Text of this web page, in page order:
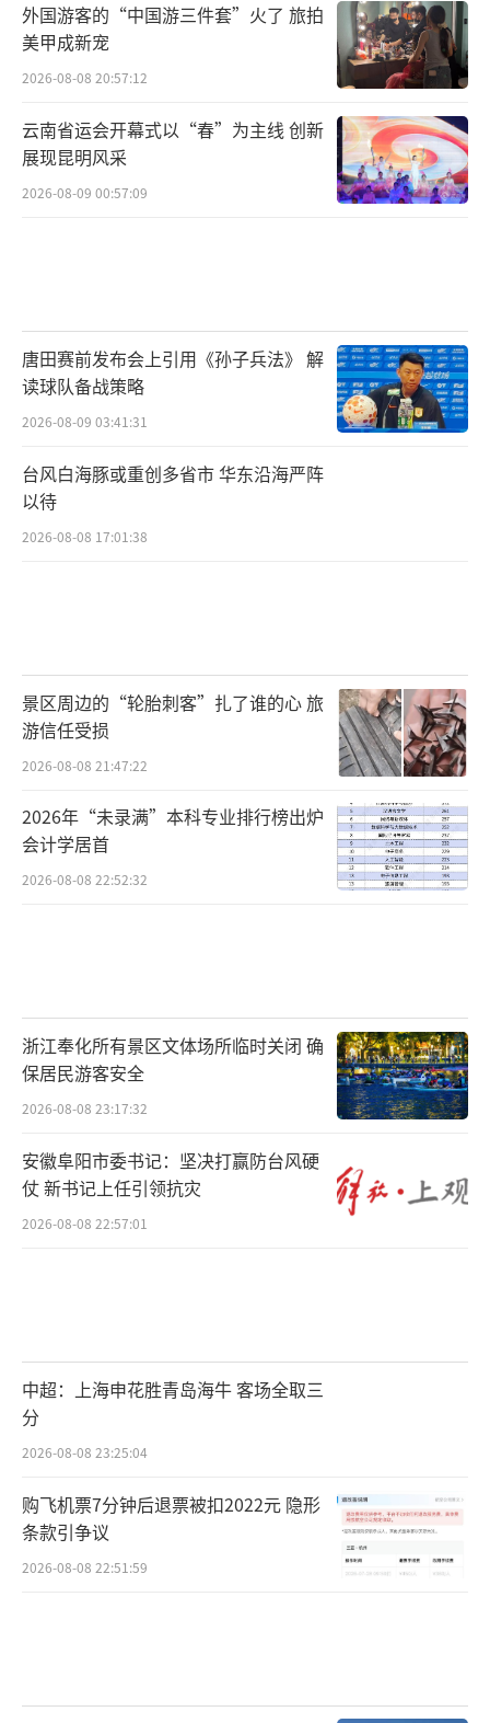
外国游客的“中国游三件套”火了 旅拍
美甲成新宠
2026-08-08 20:57:12
云南省运会开幕式以“春”为主线 创新
展现昆明风采
2026-08-09 00:57:09
唐田赛前发布会上引用《孙子兵法》 解
读球队备战策略
2026-08-09 03:41:31
台风白海豚或重创多省市 华东沿海严阵
以待
2026-08-08 17:01:38
景区周边的“轮胎刺客”扎了谁的心 旅
游信任受损
2026-08-08 21:47:22
2026年“未录满”本科专业排行榜出炉
会计学居首
2026-08-08 22:52:32
浙江奉化所有景区文体场所临时关闭 确
保居民游客安全
2026-08-08 23:17:32
安徽阜阳市委书记：坚决打赢防台风硬
仗 新书记上任引领抗灾
2026-08-08 22:57:01
中超：上海申花胜青岛海牛 客场全取三
分
2026-08-08 23:25:04
购飞机票7分钟后退票被扣2022元 隐形
条款引争议
2026-08-08 22:51:59